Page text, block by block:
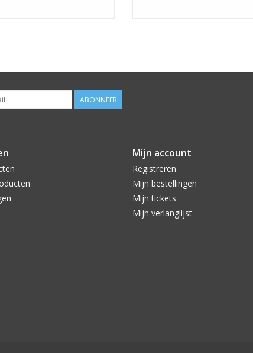
ABONNEER
Mijn account
Registreren
Mijn bestellingen
Mijn tickets
Mijn verlanglijst